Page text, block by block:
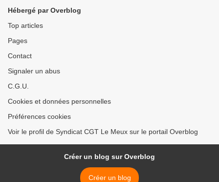
Hébergé par Overblog
Top articles
Pages
Contact
Signaler un abus
C.G.U.
Cookies et données personnelles
Préférences cookies
Voir le profil de Syndicat CGT Le Meux sur le portail Overblog
Créer un blog sur Overblog
Créer un blog